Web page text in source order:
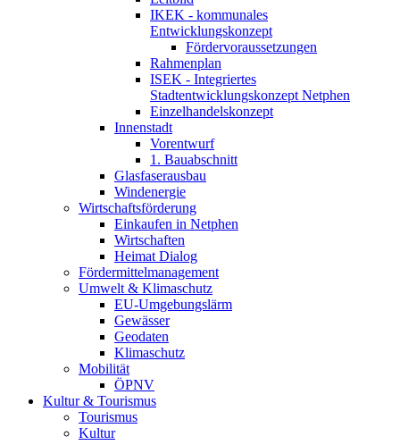
IKEK - kommunales
Entwicklungskonzept
Fördervoraussetzungen
Rahmenplan
ISEK - Integriertes
Stadtentwicklungskonzept Netphen
Einzelhandelskonzept
Innenstadt
Vorentwurf
1. Bauabschnitt
Glasfaserausbau
Windenergie
Wirtschaftsförderung
Einkaufen in Netphen
Wirtschaften
Heimat Dialog
Fördermittelmanagement
Umwelt & Klimaschutz
EU-Umgebungslärm
Gewässer
Geodaten
Klimaschutz
Mobilität
ÖPNV
Kultur & Tourismus
Tourismus
Kultur